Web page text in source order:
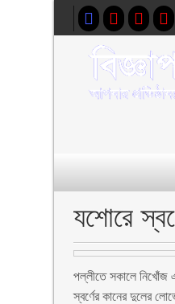
যশোরে
পল্লীতে সকালে নিখোঁজ
স্বর্ণের কানের দুলের